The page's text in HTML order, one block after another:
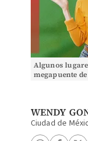
Algunos
megapuente
WENDY
Ciudad de